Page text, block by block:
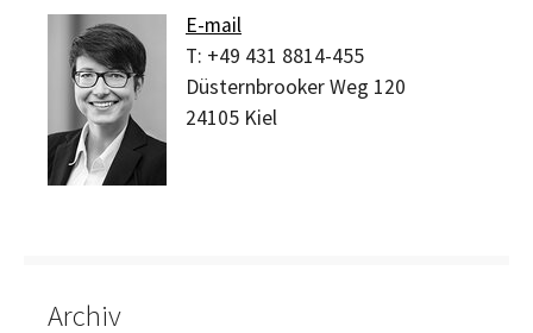
E-mail
T: +49 431 8814-455
Düsternbrooker Weg 120
24105 Kiel
Archiv